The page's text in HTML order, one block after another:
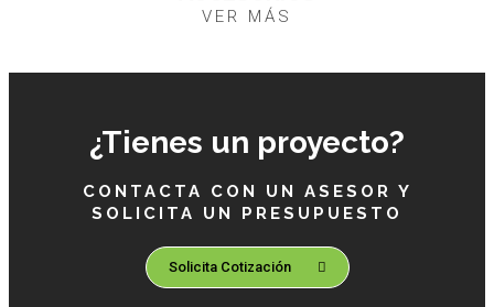
VER MÁS
¿Tienes un proyecto?
CONTACTA CON UN ASESOR Y
SOLICITA UN PRESUPUESTO
Solicita Cotización